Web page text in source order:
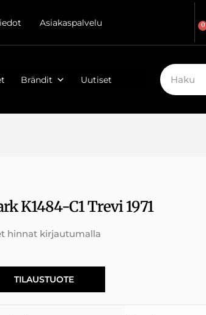
Asiakaspalvelu 0
Brändit Uutiset
K1484-C1 Trevi 1971
hinnat kirjautumalla
TILAUSTUOTE